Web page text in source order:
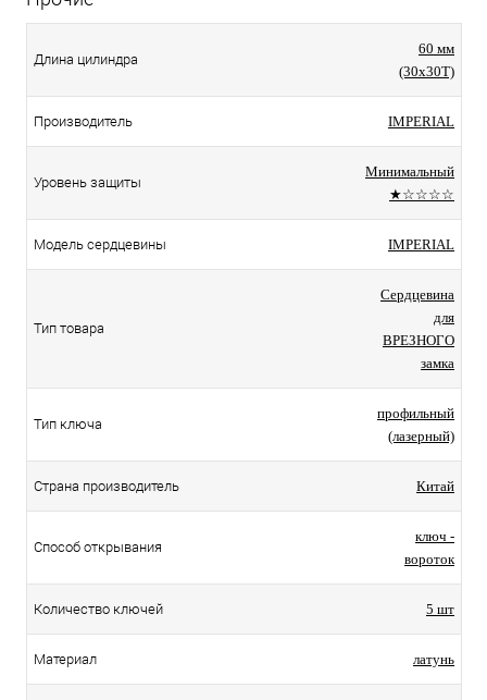
Длина цилиндра
60 мм
(30x30T)
Производитель IMPERIAL
Уровень защиты
Минимальный
★☆☆☆☆
Модель сердцевины IMPERIAL
Тип товара
Сердцевина
для
ВРЕЗНОГО
замка
Тип ключа
профильный
(лазерный)
Страна производитель Китай
Способ открывания
ключ -
вороток
Количество ключей 5 шт
Материал латунь